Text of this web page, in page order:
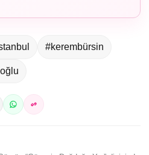
#kerembürsin